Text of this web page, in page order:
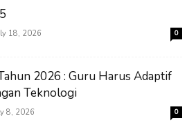
18, 2026 0
2026 : Guru Harus Adaptif
Teknologi
8, 2026 0